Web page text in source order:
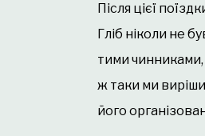
Після цієї
Гліб ніколи не
тими чинниками,
ж таки ми
його